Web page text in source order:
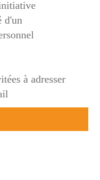
d'un
à adresser